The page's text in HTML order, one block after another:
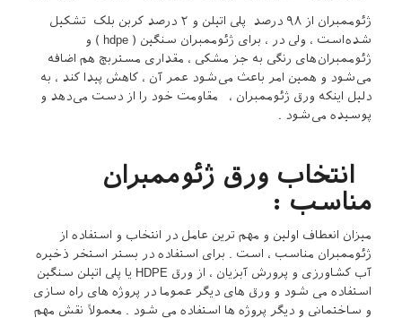
ژئوممبران از ۹۸ درصد پلی اتیلن و ۲ درصد کربن بلک تشکیل
شده‌است ، ولی در ، برای ژئوممبران سنگین ( hdpe ) و
ژئوممبران‌های رنگی به جز مشکی ، مقداری مستربچ هم اضافه
می‌شود و همین امر باعث می‌شود عمر آن ، کاهش پیدا کند ، به
دلیل اینکه ورق ژئوممبران ، مقاومت خود را از دست می‌دهد و
پوسیده می‌شود .
انتخاب ورق ژئوممبران
مناسب :
میزان انعطاف اولین و مهم ترین عامل در انتخاب و استفاده از
ژئوممبران مناسب ، است . برای استفاده در بستر استخر ذخیره
آب کشاورزی و پرورش آبزیان ، از ورق HDPE یا پلی اتیلن سنگین
استفاده می شود و ورق های دیگر عموما در پروژه های راه سازی
و ساختمانی و دیگر پروژه ها استفاده می شود . معمولاً نقش مهم